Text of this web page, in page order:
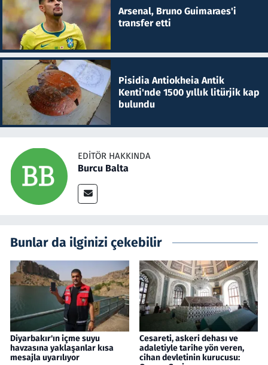
Arsenal, Bruno Guimaraes'i
transfer etti
Pisidia Antiokheia Antik
Kenti'nde 1500 yıllık litürjik kap
bulundu
EDITÖR HAKKINDA
Burcu Balta
Bunlar da ilginizi çekebilir
Diyarbakır'ın içme suyu
havzasına yaklaşanlar kısa
mesajla uyarılıyor
Cesareti, askeri dehası ve
adaletiyle tarihe yön veren,
cihan devletinin kurucusu: